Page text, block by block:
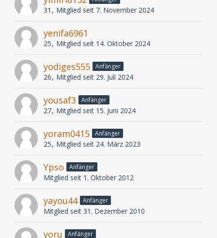
31 Mitglied seit 7. November 2024
yenifa6961
25 Mitglied seit 14. Oktober 2024
yodiges555 Anfänger
26 Mitglied seit 29. Juli 2024
yousaf3 Anfänger
27 Mitglied seit 15. Juni 2024
yoram0415 Anfänger
25 Mitglied seit 24. März 2023
Ypso Anfänger
Mitglied seit 1. Oktober 2012
yayou44 Anfänger
Mitglied seit 31. Dezember 2010
yoru Anfänger